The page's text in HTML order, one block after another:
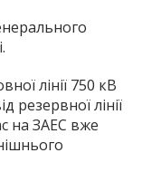
лінії 750 кВ
резервної лінії
на ЗАЕС вже